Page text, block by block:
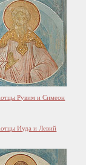
Рувим и Симеон
Иуда и Левий